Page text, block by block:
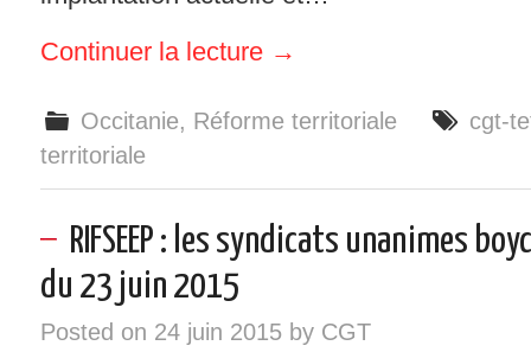
Continuer la lecture →
Occitanie, Réforme territoriale
cgt-
territoriale
RIFSEEP : les syndicats unanimes
du 23 juin 2015
Posted on 24 juin 2015by CGT